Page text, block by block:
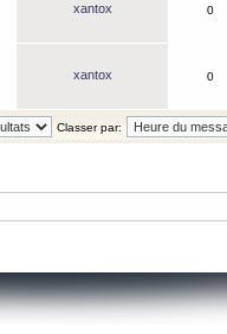
xantox 0
xantox 0
Classer par: